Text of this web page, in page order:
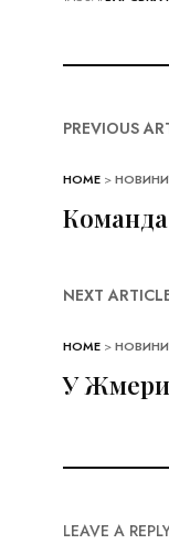
PREVIOUS
HOME >НОВИНИ
NEXT
HOME >НОВИНИ
У
LEAVE A